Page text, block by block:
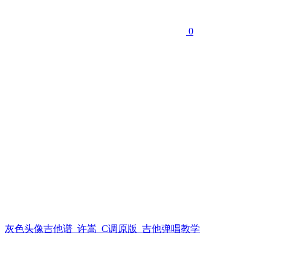
0
灰色头像吉他谱_许嵩_C调原版_吉他弹唱教学